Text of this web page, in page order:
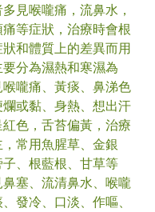
見喉嚨痛，流鼻水，
等症狀，治療時會根
和體質上的差異而用
分為濕熱和寒濕為
嚨痛、黃痰、鼻涕色
或黏、身熱、想出汗
色，舌苔偏黃，治療
，常用魚腥草、金銀
、根藍根、甘草等
塞、流清鼻水、喉嚨
發冷、口淡、作嘔、